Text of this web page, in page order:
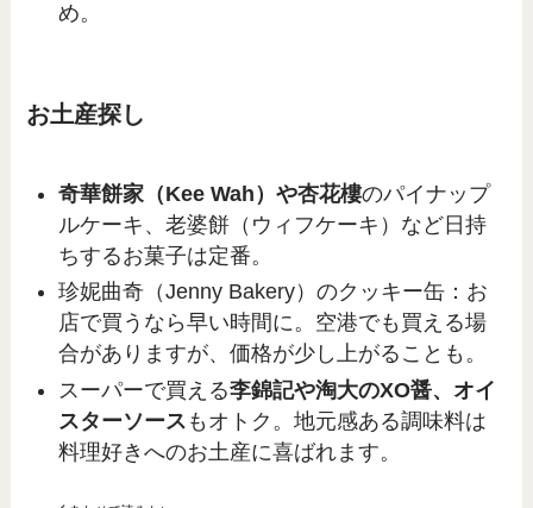
め。
お土産探し
奇華餅家（Kee Wah）や杏花樓のパイナップ
ルケーキ、老婆餅（ウィフケーキ）など日持
ちするお菓子は定番。
珍妮曲奇（Jenny Bakery）のクッキー缶：お
店で買うなら早い時間に。空港でも買える場
合がありますが、価格が少し上がることも。
スーパーで買える李錦記や淘大のXO醤、オイ
スターソース もオトク。地元感ある調味料は
料理好きへのお土産に喜ばれます。